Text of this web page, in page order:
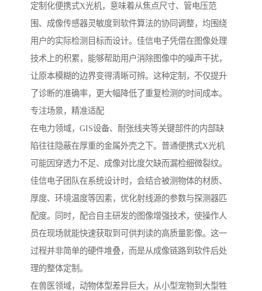
定制化便携式X光机，意味着从焦点尺寸、管电压范
围、成像传感器灵敏度到软件算法的协同调整，均围绕
用户的实际检测目标而设计。佳信电子凭借在图像处理
技术上的积累，能够帮助用户消除图像中的噪声干扰，
让原本模糊的边界变得清晰可辨。这种定制，不仅提升
了诊断的准确率，更大幅降低了重复检测的时间成本。
专注场景，精准适配
在电力领域，GIS设备、耐张线夹等关键部件的内部缺
陷往往隐蔽在厚重的金属外壳之下。普通便携式X光机
可能因穿透力不足、成像对比度欠缺而漏检细微裂纹。
佳信电子团队在系统设计时，会结合被测物体的材质、
厚度、环境温度等因素，优化射线源的参数与探测器匹
配度。同时，配合自主研发的图像增强技术，使操作人
员在现场就能快速获取到可供判读的高质量影像。这一
过程并非简单的硬件堆叠，而是从成像链路到软件后处
理的整体定制。
在兽医领域，动物体型差异巨大，从小型宠物到大型牲